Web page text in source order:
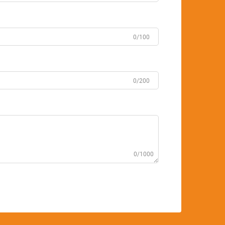
0/100
0/200
0/1000